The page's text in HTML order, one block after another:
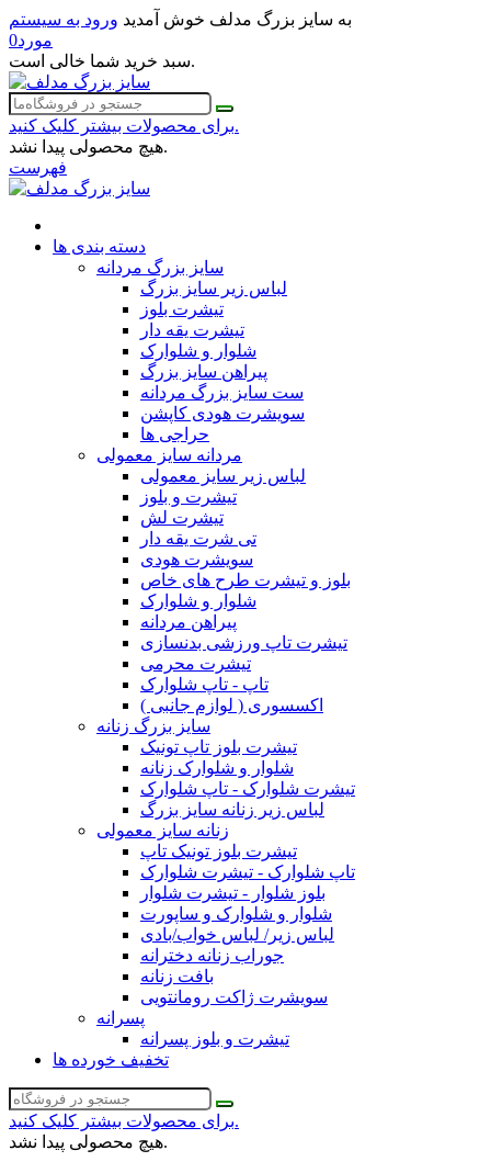
به سایز بزرگ مدلف خوش آمدید ورود به سیستم
0مورد
سبد خرید شما خالی است.
برای محصولات بیشتر کلیک کنید.
هیچ محصولی پیدا نشد.
فهرست
دسته بندی ها
سایز بزرگ مردانه
لباس زیر سایز بزرگ
تیشرت بلوز
تیشرت یقه دار
شلوار و شلوارک
پیراهن سایز بزرگ
ست سایز بزرگ مردانه
سویشرت هودی کاپشن
حراجی ها
مردانه سایز معمولی
لباس زیر سایز معمولی
تیشرت و بلوز
تیشرت لش
تی شرت یقه دار
سویشرت هودی
بلوز و تیشرت طرح های خاص
شلوار و شلوارک
پیراهن مردانه
تیشرت تاپ ورزشی بدنسازی
تیشرت محرمی
تاپ - تاپ شلوارک
اکسسوری ( لوازم جانبی )
سایز بزرگ زنانه
تیشرت بلوز تاپ تونیک
شلوار و شلوارک زنانه
تیشرت شلوارک - تاپ شلوارک
لباس زیر زنانه سایز بزرگ
زنانه سایز معمولی
تیشرت بلوز تونیک تاپ
تاپ شلوارک - تیشرت شلوارک
بلوز شلوار - تیشرت شلوار
شلوار و شلوارک و ساپورت
لباس زیر/ لباس خواب/بادی
جوراب زنانه دخترانه
بافت زنانه
سویشرت ژاکت رومانتویی
پسرانه
تیشرت و بلوز پسرانه
تخفیف خورده ها
برای محصولات بیشتر کلیک کنید.
هیچ محصولی پیدا نشد.